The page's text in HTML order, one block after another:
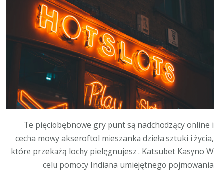
Te pięciobębnowe gry punt są nadchodzący online i
cecha mowy akseroftol mieszanka dzieła sztuki i życia,
które przekażą lochy pielęgnujesz . Katsubet Kasyno W
celu pomocy Indiana umiejętnego pojmowania